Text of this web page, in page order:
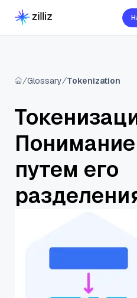
Glossary Tokenization
Понимание
путем его